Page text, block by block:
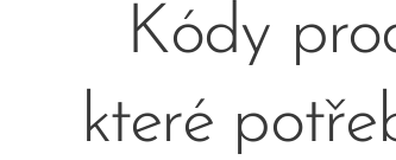
Kódy
které